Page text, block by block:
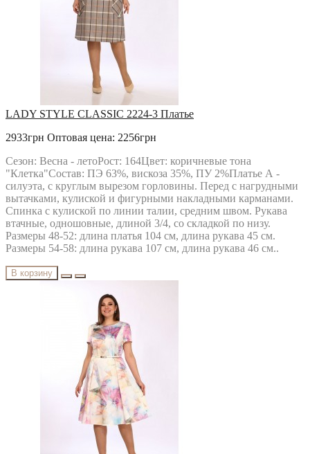
LADY STYLE CLASSIC 2224-3 Платье
2933грн Оптовая цена: 2256грн
Сезон: Весна - летоРост: 164Цвет: коричневые тона
"Клетка"Состав: ПЭ 63%, вискоза 35%, ПУ 2%Платье А -
силуэта, с круглым вырезом горловины. Перед с нагрудными
вытачками, кулиской и фигурными накладными карманами.
Спинка с кулиской по линии талии, средним швом. Рукава
втачные, одношовные, длиной 3/4, со складкой по низу.
Размеры 48-52: длина платья 104 см, длина рукава 45 см.
Размеры 54-58: длина рукава 107 см, длина рукава 46 см..
В корзину